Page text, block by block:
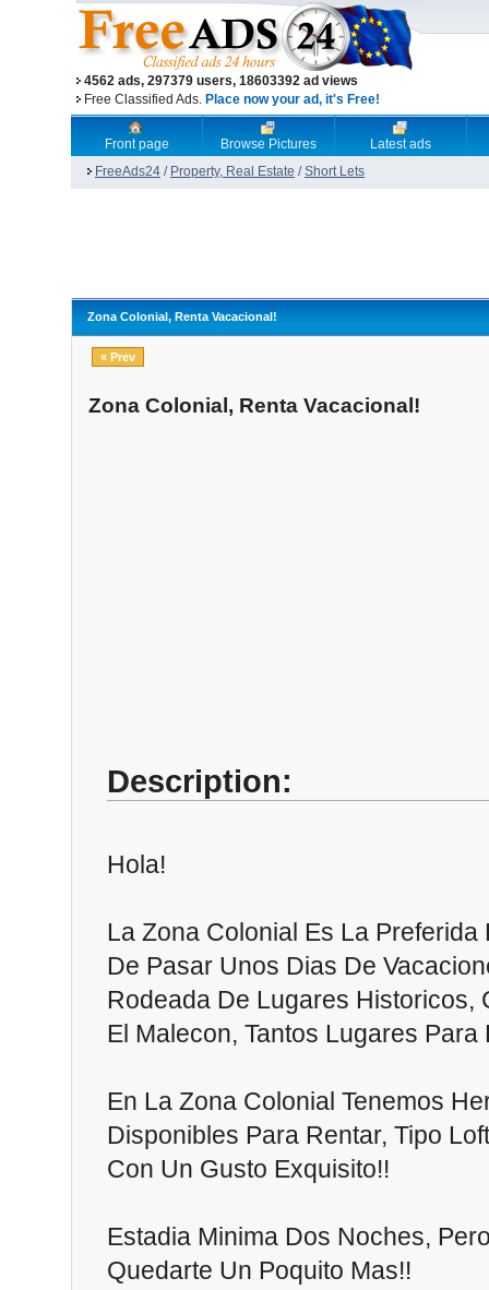
4562 ads, 297379 users, 18603392 ad views
Free Classified Ads. Place now your ad, it's Free!
Front page Browse Pictures
Latest ads
FreeAds24 / Property, Real Estate /Short Lets
Zona Colonial, Renta Vacacional!
« Prev
Zona Colonial, Renta Vacacional!
Description:
Hola!
La Zona Colonial Es La Preferida
De Pasar Unos Dias De
Rodeada De Lugares Historicos,
El Malecon, Tantos Lugares Para
En La Zona Colonial Tenemos
Disponibles Para Rentar, Tipo
Con Un Gusto Exquisito!!
Estadia Minima Dos Noches,
Quedarte Un Poquito Mas!!